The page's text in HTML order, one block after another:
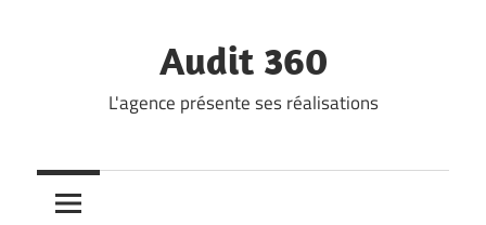
Audit 360
L'agence présente ses réalisations